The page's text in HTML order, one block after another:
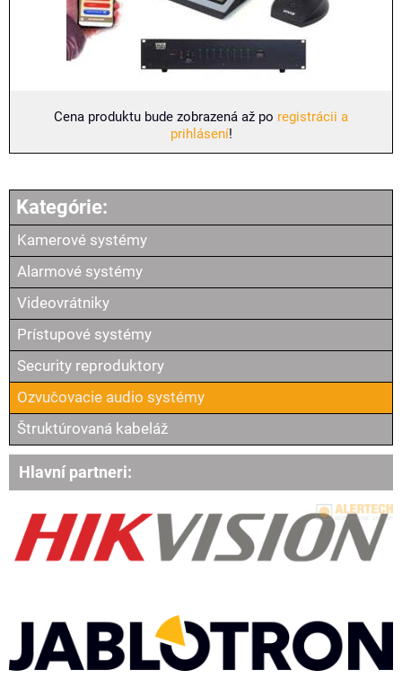
Cena produktu bude zobrazená až po registrácii a
prihlásení!
Kamerové systémy
Alarmové systémy
Videovrátniky
Prístupové systémy
Security reproduktory
Ozvučovacie audio systémy
Štruktúrovaná kabeláž
Hlavní partneri: